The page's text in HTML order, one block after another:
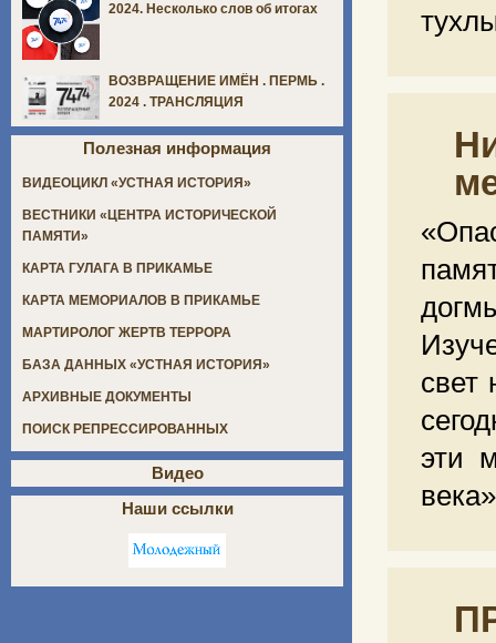
свет
эти
века»
2024. Несколько слов об итогах
ВОЗВРАЩЕНИЕ ИМЁН . ПЕРМЬ .
2024 . ТРАНСЛЯЦИЯ
Полезная информация
ВИДЕОЦИКЛ «УСТНАЯ ИСТОРИЯ»
ВЕСТНИКИ «ЦЕНТРА ИСТОРИЧЕСКОЙ
ПАМЯТИ»
КАРТА ГУЛАГА В ПРИКАМЬЕ
КАРТА МЕМОРИАЛОВ В ПРИКАМЬЕ
МАРТИРОЛОГ ЖЕРТВ ТЕРРОРА
БАЗА ДАННЫХ «УСТНАЯ ИСТОРИЯ»
АРХИВНЫЕ ДОКУМЕНТЫ
ПОИСК РЕПРЕССИРОВАННЫХ
Видео
Наши ссылки